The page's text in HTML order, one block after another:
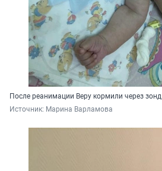
После реанимации Веру кормили через зонд
Источник: Марина Варламова